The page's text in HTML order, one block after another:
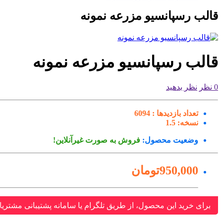
قالب رسپانسیو مزرعه نمونه
قالب رسپانسیو مزرعه نمونه
0 نظر نظر بدهید
تعداد بازدیدها : 6094
نسخه: 1.5
وضعیت محصول: فروش به صورت غیرآنلاین!
950,000تومان
برای خرید این محصول، از طریق تلگرام یا سامانه پشتیبانی